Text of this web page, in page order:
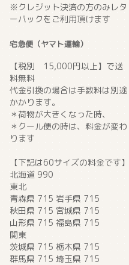
※クレジット決済の方のみレタ
ーパックをご利用頂けます
宅急便（ヤマト運輸）
【税別 15,000円以上】で送
料無料
代金引換の場合は手数料は別途
かかります。
＊荷物が大きくなった時、
＊クール便の時は、料金が変わ
ります
【下記は60サイズの料金です】
北海道 990
東北
青森県 715 岩手県 715
秋田県 715 宮城県 715
山形県 715 福島県 715
関東
茨城県 715 栃木県 715
群馬県 715 埼玉県 715